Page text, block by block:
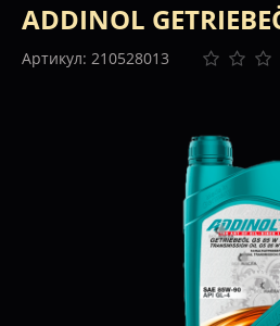
ADDINOL
Артикул: 210528013